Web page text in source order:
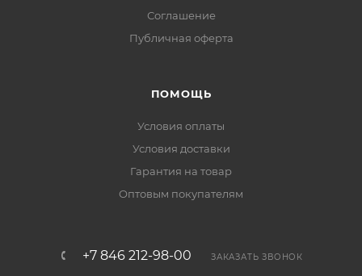
Соглашение
Публичная оферта
ПОМОЩЬ
Условия оплаты
Условия доставки
Гарантия на товар
Оптовым покупателям
+7 846 212-98-00 ЗАКАЗАТЬ ЗВОНОК